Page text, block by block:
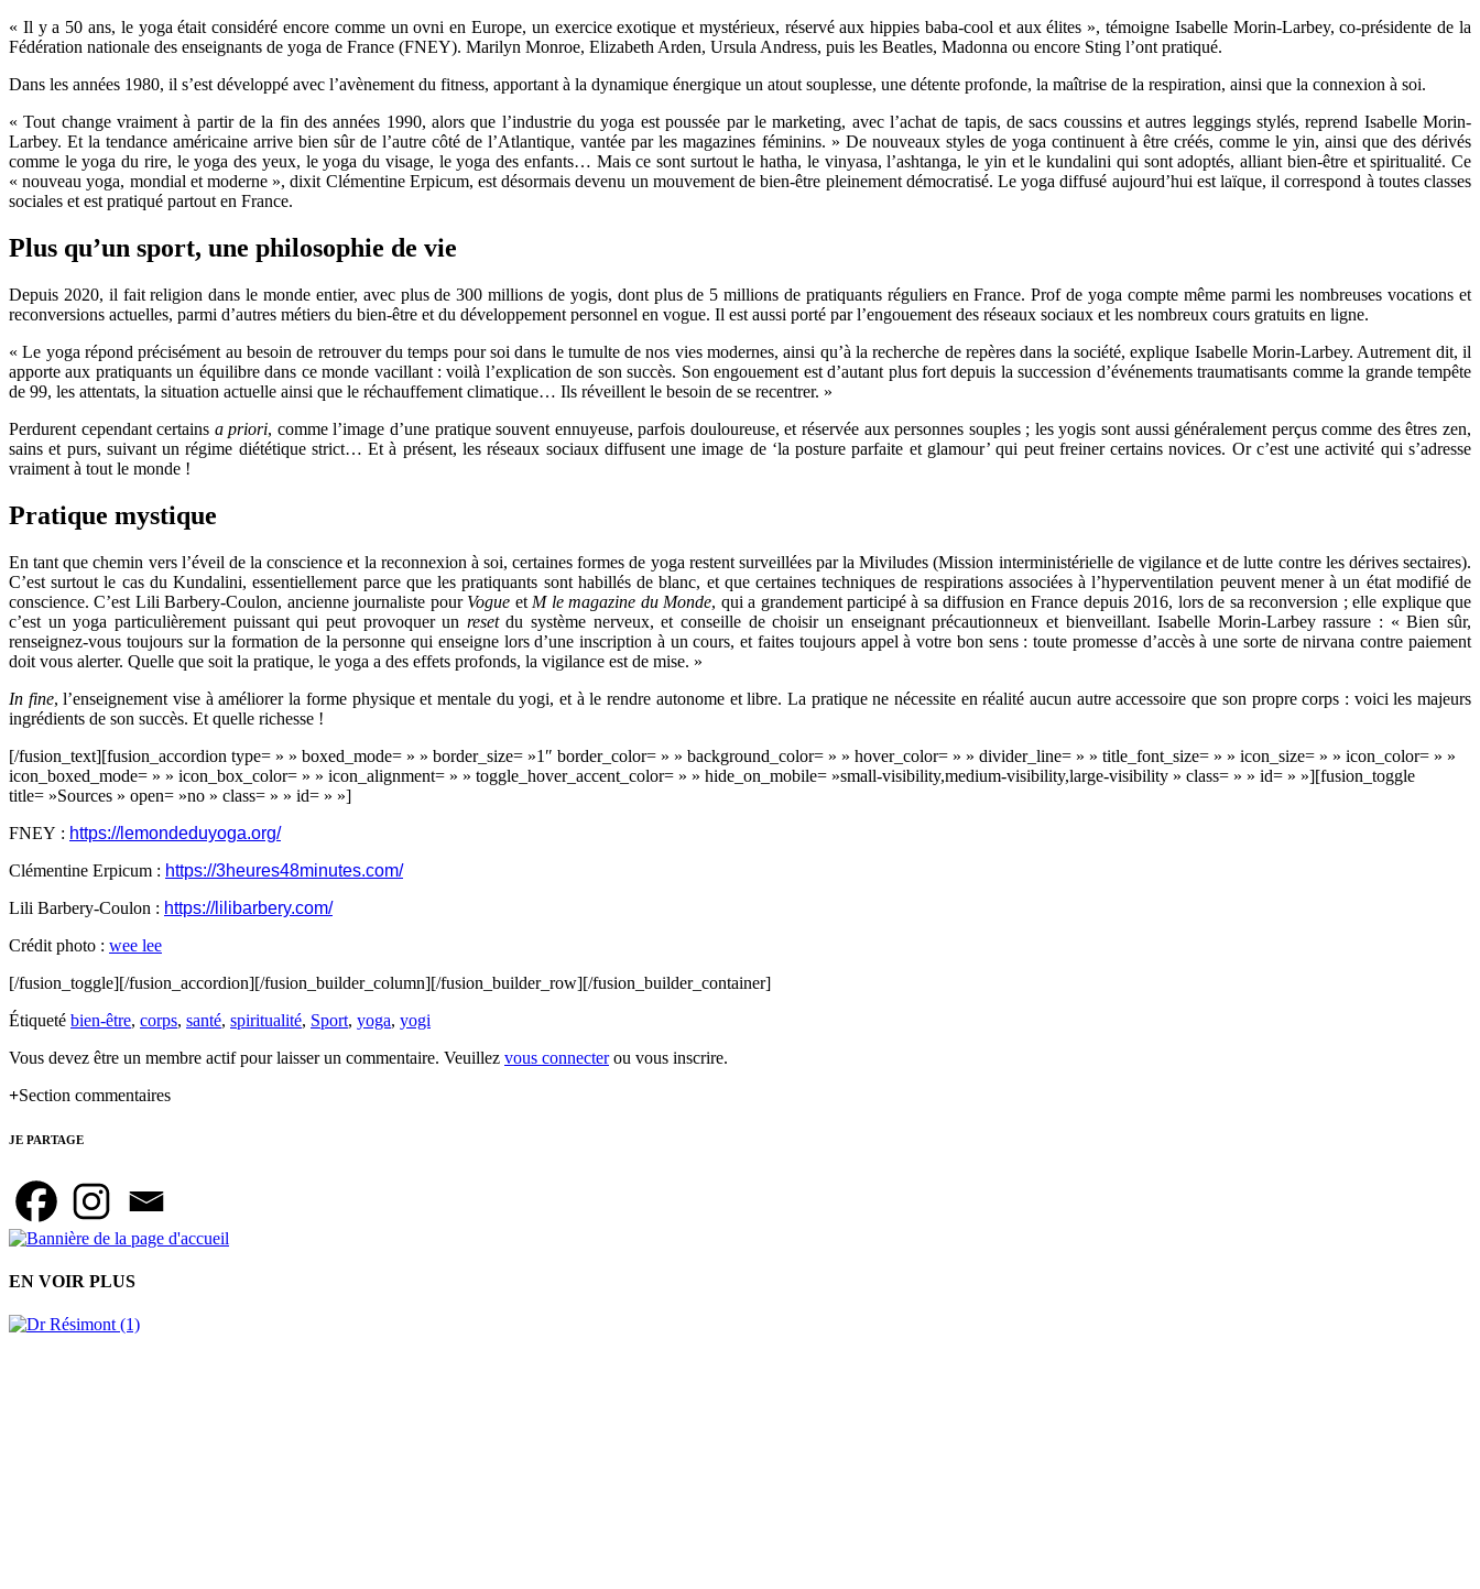
« Il y a 50 ans, le yoga était considéré encore comme un ovni en Europe, un exercice exotique et mystérieux, réservé aux hippies baba-cool et aux élites », témoigne Isabelle Morin-Larbey, co-présidente de la
Fédération nationale des enseignants de yoga de France (FNEY). Marilyn Monroe, Elizabeth Arden, Ursula Andress, puis les Beatles, Madonna ou encore Sting l’ont pratiqué.
Dans les années 1980, il s’est développé avec l’avènement du fitness, apportant à la dynamique énergique un atout souplesse, une détente profonde, la maîtrise de la respiration, ainsi que la connexion à soi.
« Tout change vraiment à partir de la fin des années 1990, alors que l’industrie du yoga est poussée par le marketing, avec l’achat de tapis, de sacs coussins et autres leggings stylés, reprend Isabelle Morin-
Larbey. Et la tendance américaine arrive bien sûr de l’autre côté de l’Atlantique, vantée par les magazines féminins. » De nouveaux styles de yoga continuent à être créés, comme le yin, ainsi que des dérivés
comme le yoga du rire, le yoga des yeux, le yoga du visage, le yoga des enfants… Mais ce sont surtout le hatha, le vinyasa, l’ashtanga, le yin et le kundalini qui sont adoptés, alliant bien-être et spiritualité. Ce
« nouveau yoga, mondial et moderne », dixit Clémentine Erpicum, est désormais devenu un mouvement de bien-être pleinement démocratisé. Le yoga diffusé aujourd’hui est laïque, il correspond à toutes classes
sociales et est pratiqué partout en France.
Plus qu’un sport, une philosophie de vie
Depuis 2020, il fait religion dans le monde entier, avec plus de 300 millions de yogis, dont plus de 5 millions de pratiquants réguliers en France. Prof de yoga compte même parmi les nombreuses vocations et
reconversions actuelles, parmi d’autres métiers du bien-être et du développement personnel en vogue. Il est aussi porté par l’engouement des réseaux sociaux et les nombreux cours gratuits en ligne.
« Le yoga répond précisément au besoin de retrouver du temps pour soi dans le tumulte de nos vies modernes, ainsi qu’à la recherche de repères dans la société, explique Isabelle Morin-Larbey. Autrement dit, il
apporte aux pratiquants un équilibre dans ce monde vacillant : voilà l’explication de son succès. Son engouement est d’autant plus fort depuis la succession d’événements traumatisants comme la grande tempête
de 99, les attentats, la situation actuelle ainsi que le réchauffement climatique… Ils réveillent le besoin de se recentrer. »
Perdurent cependant certains a priori, comme l’image d’une pratique souvent ennuyeuse, parfois douloureuse, et réservée aux personnes souples ; les yogis sont aussi généralement perçus comme des êtres zen,
sains et purs, suivant un régime diététique strict… Et à présent, les réseaux sociaux diffusent une image de ‘la posture parfaite et glamour’ qui peut freiner certains novices. Or c’est une activité qui s’adresse
vraiment à tout le monde !
Pratique mystique
En tant que chemin vers l’éveil de la conscience et la reconnexion à soi, certaines formes de yoga restent surveillées par la Miviludes (Mission interministérielle de vigilance et de lutte contre les dérives sectaires).
C’est surtout le cas du Kundalini, essentiellement parce que les pratiquants sont habillés de blanc, et que certaines techniques de respirations associées à l’hyperventilation peuvent mener à un état modifié de
conscience. C’est Lili Barbery-Coulon, ancienne journaliste pour Vogue et M le magazine du Monde, qui a grandement participé à sa diffusion en France depuis 2016, lors de sa reconversion ; elle explique que
c’est un yoga particulièrement puissant qui peut provoquer un resetdu système nerveux, et conseille de choisir un enseignant précautionneux et bienveillant. Isabelle Morin-Larbey rassure : « Bien sûr,
renseignez-vous toujours sur la formation de la personne qui enseigne lors d’une inscription à un cours, et faites toujours appel à votre bon sens : toute promesse d’accès à une sorte de nirvana contre paiement
doit vous alerter. Quelle que soit la pratique, le yoga a des effets profonds, la vigilance est de mise. »
In fine, l’enseignement vise à améliorer la forme physique et mentale du yogi, et à le rendre autonome et libre. La pratique ne nécessite en réalité aucun autre accessoire que son propre corps : voici les majeurs
ingrédients de son succès. Et quelle richesse !
[/fusion_text][fusion_accordion type= » » boxed_mode= » » border_size= »1″ border_color= » » background_color= » » hover_color= » » divider_line= » » title_font_size= » » icon_size= » » icon_color= » »
icon_boxed_mode= » » icon_box_color= » » icon_alignment= » » toggle_hover_accent_color= » » hide_on_mobile= »small-visibility,medium-visibility,large-visibility » class= » » id= » »][fusion_toggle
title= »Sources » open= »no » class= » » id= » »]
FNEY : https://lemondeduyoga.org/
Clémentine Erpicum : https://3heures48minutes.com/
Lili Barbery-Coulon : https://lilibarbery.com/
Crédit photo : wee lee
[/fusion_toggle][/fusion_accordion][/fusion_builder_column][/fusion_builder_row][/fusion_builder_container]
Étiqueté bien-être, corps, santé, spiritualité, Sport, yoga, yogi
Vous devez être un membre actif pour laisser un commentaire. Veuillez vous connecterou vous inscrire.
Section commentaires
JE PARTAGE
EN VOIR PLUS